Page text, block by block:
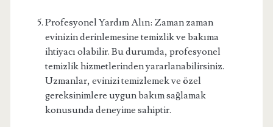
Profesyonel Yardım Alın: Zaman zaman
evinizin derinlemesine temizlik ve bakıma
ihtiyacı olabilir. Bu durumda, profesyonel
temizlik hizmetlerinden yararlanabilirsiniz.
Uzmanlar, evinizi temizlemek ve özel
gereksinimlere uygun bakım sağlamak
konusunda deneyime sahiptir.